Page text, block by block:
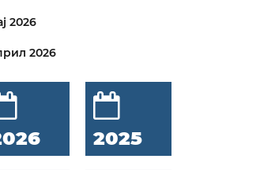
2026
2026
2025